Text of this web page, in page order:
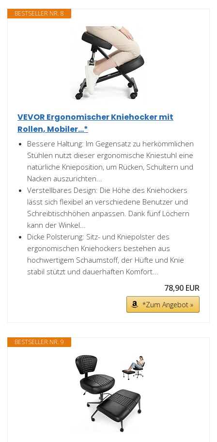
BESTSELLER NR. 8
VEVOR Ergonomischer Kniehocker mit
Rollen, Mobiler...*
Bessere Haltung: Im Gegensatz zu herkömmlichen
Stühlen nutzt dieser ergonomische Kniestuhl eine
natürliche Knieposition, um Rücken, Schultern und
Nacken auszurichten...
Verstellbares Design: Die Höhe des Kniehockers
lässt sich flexibel an verschiedene Benutzer und
Schreibtischhöhen anpassen. Dank fünf Löchern
kann der Winkel...
Dicke Polsterung: Sitz- und Kniepolster des
ergonomischen Kniehockers bestehen aus
hochwertigem Schaumstoff, der Hüfte und Knie
stabil stützt und dauerhaften Komfort...
78,90 EUR
*Zum Angebot »
BESTSELLER NR. 9